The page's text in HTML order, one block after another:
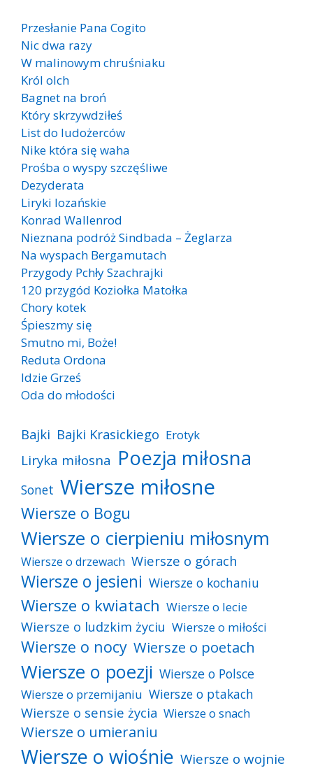
Przesłanie Pana Cogito
Nic dwa razy
W malinowym chruśniaku
Król olch
Bagnet na broń
Który skrzywdziłeś
List do ludożerców
Nike która się waha
Prośba o wyspy szczęśliwe
Dezyderata
Liryki lozańskie
Konrad Wallenrod
Nieznana podróż Sindbada – Żeglarza
Na wyspach Bergamutach
Przygody Pchły Szachrajki
120 przygód Koziołka Matołka
Chory kotek
Śpieszmy się
Smutno mi, Boże!
Reduta Ordona
Idzie Grześ
Oda do młodości
Bajki Bajki Krasickiego Erotyk
Liryka miłosna Poezja miłosna
Sonet Wiersze miłosne
Wiersze o Bogu
Wiersze o cierpieniu miłosnym
Wiersze o drzewach Wiersze o górach
Wiersze o jesieni Wiersze o kochaniu
Wiersze o kwiatach Wiersze o lecie
Wiersze o ludzkim życiu Wiersze o miłości
Wiersze o nocy Wiersze o poetach
Wiersze o poezji Wiersze o Polsce
Wiersze o przemijaniu Wiersze o ptakach
Wiersze o sensie życia Wiersze o snach
Wiersze o umieraniu
Wiersze o wiośnie Wiersze o wojnie